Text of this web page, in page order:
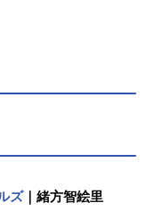
ズ｜緒方智絵里